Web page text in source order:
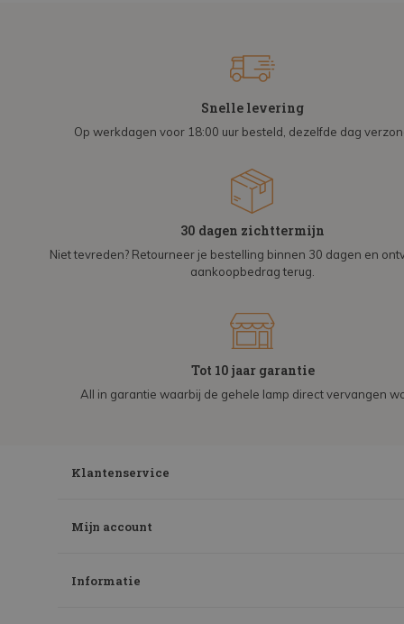
Snelle levering
Op werkdagen voor 18:00 uur besteld, dezelfde dag
30 dagen zichttermijn
Niet tevreden? Retourneer je bestelling binnen 30 dagen en
aankoopbedrag terug.
Tot 10 jaar garantie
All in garantie waarbij de gehele lamp direct vervangen
Klantenservice
Mijn account
Informatie